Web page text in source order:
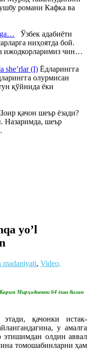
романи Кафка ва
Ўзбек адабиёти
ниҳоятда бой.
ижодкорларимиз чин…
she’rlar (I) Ёдларингга
олурмисан
қўйнида ёки
қачон шеър ёзади?
Назаримда, шеър
yo’l
madaniyati, Video,
Мирҳодиевни 64 ёши билан
қачонки истак-
у амалга
этишимдан олдин аввал
томошабинларни ҳам